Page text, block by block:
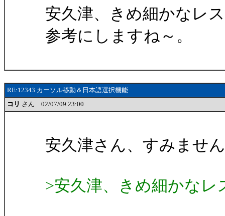
安久津、きめ細かなレ
参考にしますね～。
RE:12343 カーソル移動＆日本語選択機能
コリ さん 02/07/09 23:00
安久津さん、すみませ
>安久津、きめ細かな